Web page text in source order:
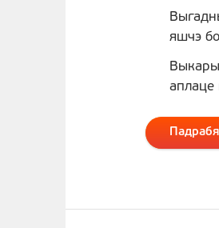
яшчэ
аплаце